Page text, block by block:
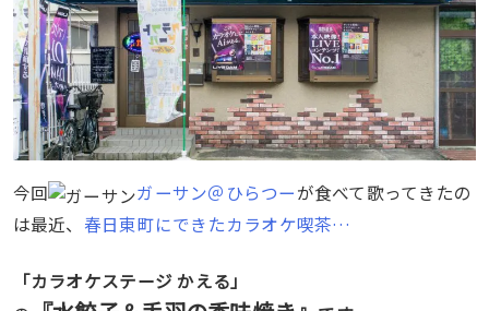
今回 ガーサン＠ひらつーが食べて歌ってきたの
は最近、 春日東町にできたカラオケ喫茶…
「カラオケステージ かえる」